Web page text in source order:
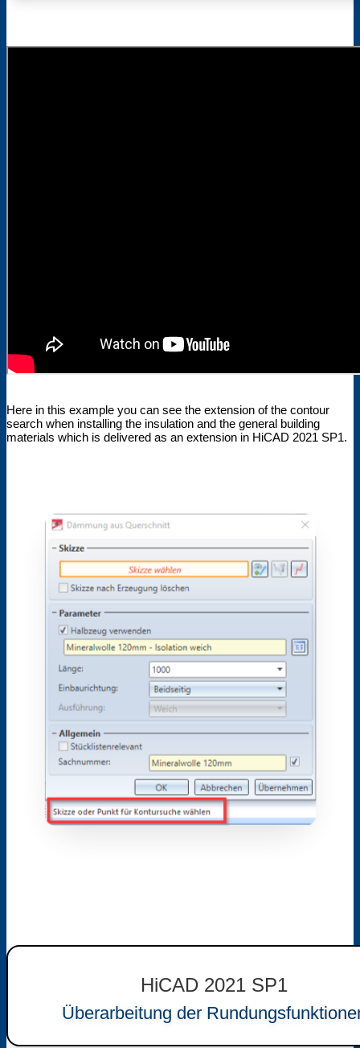
Here in this example you can see the extension of the contour
search when installing the insulation and the general building
materials which is delivered as an extension in HiCAD 2021 SP1.
HiCAD 2021 SP1
Überarbeitung der